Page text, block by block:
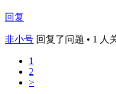
回复
非小号 回复了问题 • 1 人
1
2
>